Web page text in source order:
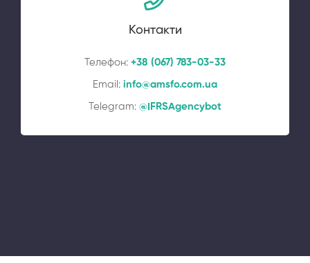
Контакти
Телефон: +38 (067) 783-03-33
Email: info@amsfo.com.ua
Telegram: @IFRSAgencybot